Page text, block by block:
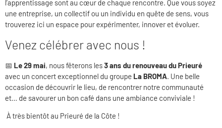
l’apprentissage sont au cœur de chaque rencontre. Que vous soyez
une entreprise, un collectif ou un individu en quête de sens, vous
trouverez ici un espace pour expérimenter, innover et évoluer.
Venez célébrer avec nous !
📅 Le 29 mai, nous fêterons les3 ans du renouveau du Prieuré
avec un concert exceptionnel du groupe La BROMA. Une belle
occasion de découvrir le lieu, de rencontrer notre communauté
et… de savourer un bon café dans une ambiance conviviale !
À très bientôt au Prieuré de la Côte !